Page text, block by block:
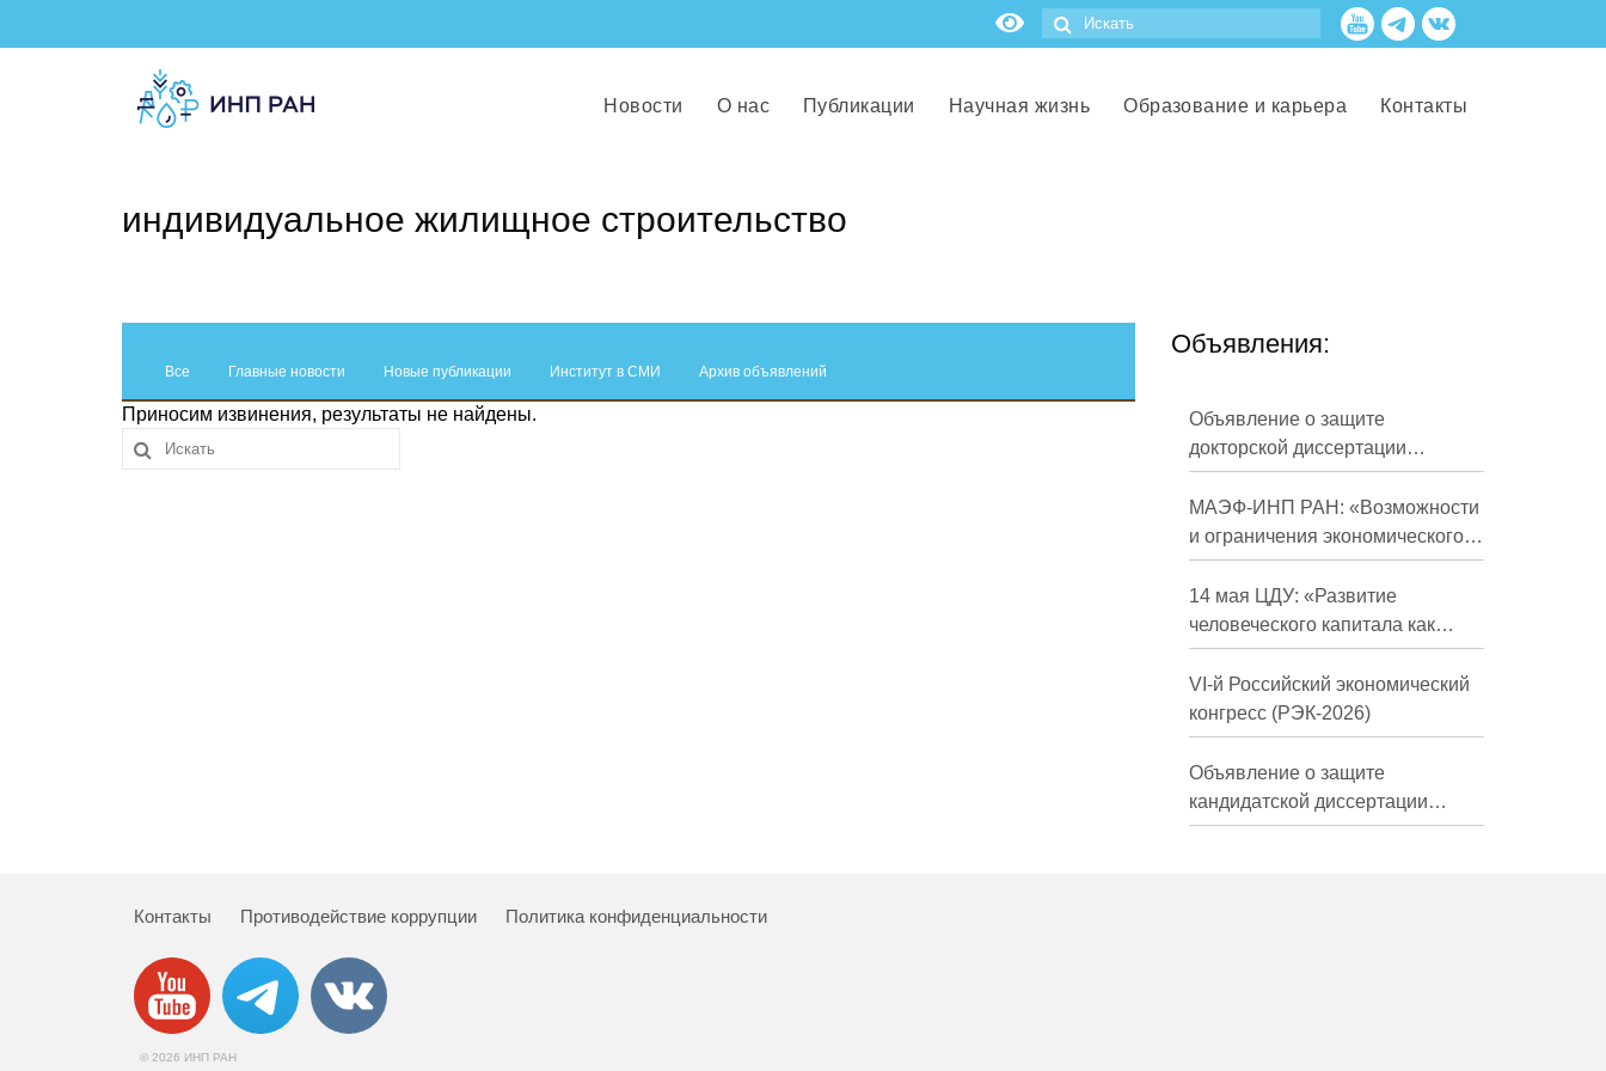
Новости О нас Публикации Научная жизнь Образование и карьера Контакты
индивидуальное жилищное строительство
Все Главные новости Новые публикации Институт в СМИ Архив объявлений
Приносим извинения, результаты не найдены.
Объявления:
Объявление о защите
докторской диссертации
Кузнецова Михаила
Евгеньевича
МАЭФ-ИНП РАН: «Возможности
и ограничения экономического
развития России в средне- и
долгосрочной перспективе»
14 мая ЦДУ: «Развитие
человеческого капитала как
фактор экономического роста»
VI-й Российский экономический
конгресс (РЭК-2026)
Объявление о защите
кандидатской диссертации
Трындиной Николь Сергеевны
Контакты Противодействие коррупции Политика конфиденциальности
© 2026 ИНП РАН